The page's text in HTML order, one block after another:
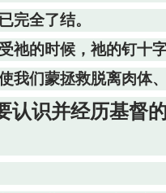
完全了结。
祂的时候，祂的钉十
我们蒙拯救脱离肉体
认识并经历基督